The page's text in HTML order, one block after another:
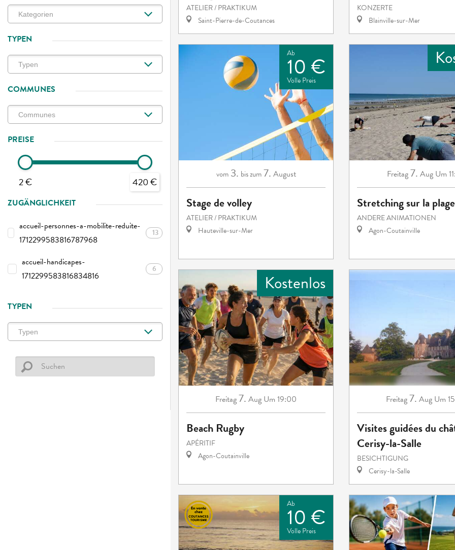
TYPEN
COMMUNES
PREISE
2 € 420 €
ZUGÄNGLICHKEIT
accueil-personnes-a-mobilite-reduite-
1712299583816787968
13
accueil-handicapes-
1712299583816834816
6
TYPEN
ATELIER / PRAKTIKUM
Saint-Pierre-de-Coutances
KONZERTE
Blainville-sur-Mer
Ab
10 €
Volle Preis
vom 3. bis zum 7. August
Stage de volley
ATELIER / PRAKTIKUM
Hauteville-sur-Mer
Freitag7. Aug Um
Stretching sur la plage
ANDERE ANIMATIONEN
Agon-Coutainville
Kostenlos
Freitag7. Aug Um 19:00
Beach Rugby
APÉRITIF
Agon-Coutainville
Freitag7. Aug Um
Visites guidées du
Cerisy-la-Salle
BESICHTIGUNG
Cerisy-la-Salle
Ab
10 €
Volle Preis